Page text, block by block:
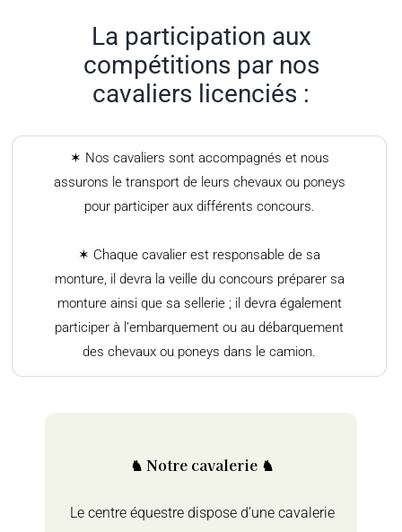
La participation aux
compétitions par nos
cavaliers licenciés :
✶ Nos cavaliers sont accompagnés et nous
assurons le transport de leurs chevaux ou poneys
pour participer aux différents concours.
✶ Chaque cavalier est responsable de sa
monture, il devra la veille du concours préparer sa
monture ainsi que sa sellerie ; il devra également
participer à l’embarquement ou au débarquement
des chevaux ou poneys dans le camion.
♞ Notre cavalerie ♞
Le centre équestre dispose d’une cavalerie